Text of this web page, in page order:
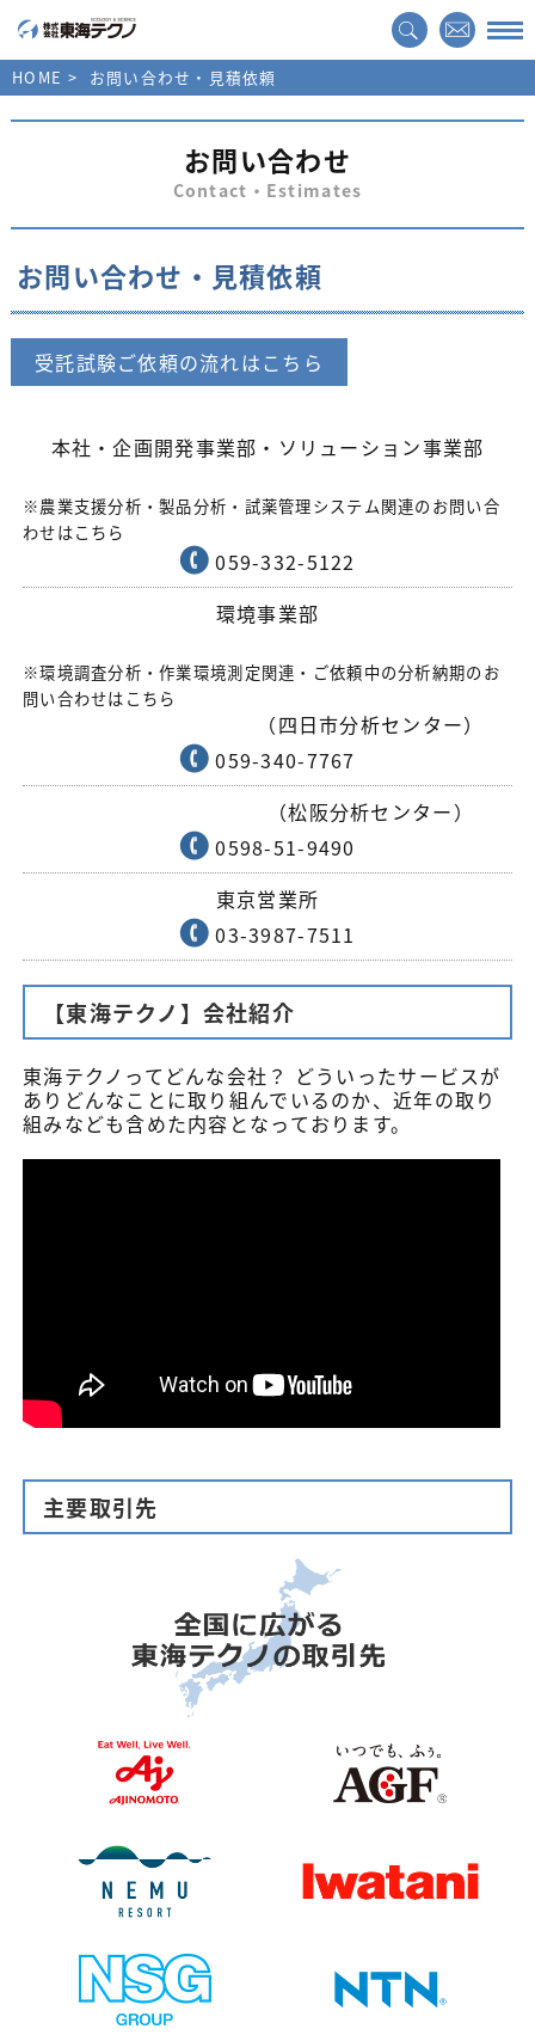
HOME お問い合わせ・見積依頼
お問い合わせ
Contact・Estimates
お問い合わせ・見積依頼
受託試験ご依頼の流れはこちら
本社・企画開発事業部・ソリューション事業部
※農業支援分析・製品分析・試薬管理システム関連のお問い合
わせはこちら
059-332-5122
環境事業部
※環境調査分析・作業環境測定関連・ご依頼中の分析納期のお
問い合わせはこちら
（四日市分析センター）
059-340-7767
（松阪分析センター）
0598-51-9490
東京営業所
03-3987-7511
【東海テクノ】会社紹介
東海テクノってどんな会社？ どういったサービスが
ありどんなことに取り組んでいるのか、近年の取り
組みなども含めた内容となっております。
主要取引先